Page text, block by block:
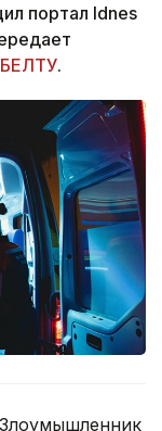
портал Idnes
БЕЛТУ.